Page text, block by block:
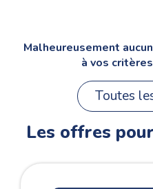
Malheureusement
à vos
Toutes
Les offres